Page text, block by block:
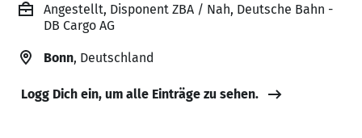
Angestellt, Disponent ZBA / Nah, Deutsche Bahn -
DB Cargo AG
Bonn, Deutschland
Logg Dich ein, um alle Einträge zu sehen.